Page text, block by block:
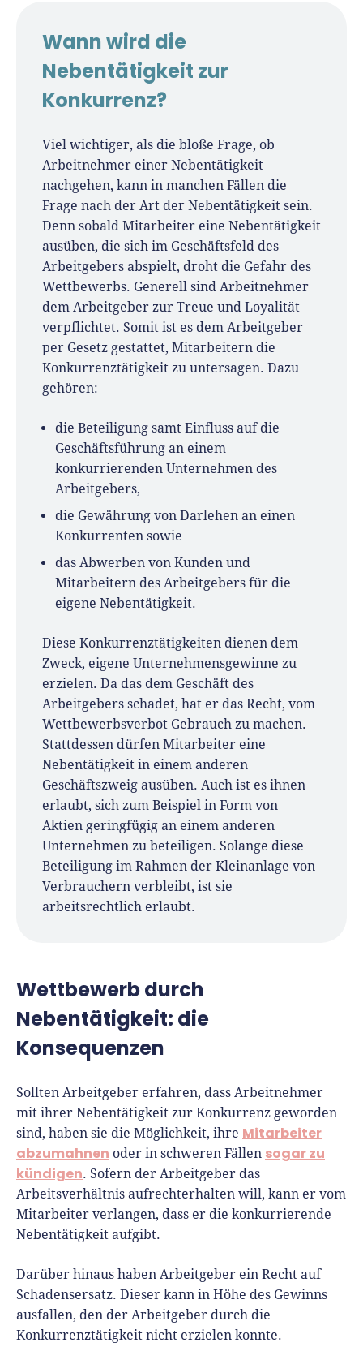
Wann wird die
Nebentätigkeit zur
Konkurrenz?
Viel wichtiger, als die bloße Frage, ob
Arbeitnehmer einer Nebentätigkeit
nachgehen, kann in manchen Fällen die
Frage nach der Art der Nebentätigkeit sein.
Denn sobald Mitarbeiter eine Nebentätigkeit
ausüben, die sich im Geschäftsfeld des
Arbeitgebers abspielt, droht die Gefahr des
Wettbewerbs. Generell sind Arbeitnehmer
dem Arbeitgeber zur Treue und Loyalität
verpflichtet. Somit ist es dem Arbeitgeber
per Gesetz gestattet, Mitarbeitern die
Konkurrenztätigkeit zu untersagen. Dazu
gehören:
die Beteiligung samt Einfluss auf die
Geschäftsführung an einem
konkurrierenden Unternehmen des
Arbeitgebers,
die Gewährung von Darlehen an einen
Konkurrenten sowie
das Abwerben von Kunden und
Mitarbeitern des Arbeitgebers für die
eigene Nebentätigkeit.
Diese Konkurrenztätigkeiten dienen dem
Zweck, eigene Unternehmensgewinne zu
erzielen. Da das dem Geschäft des
Arbeitgebers schadet, hat er das Recht, vom
Wettbewerbsverbot Gebrauch zu machen.
Stattdessen dürfen Mitarbeiter eine
Nebentätigkeit in einem anderen
Geschäftszweig ausüben. Auch ist es ihnen
erlaubt, sich zum Beispiel in Form von
Aktien geringfügig an einem anderen
Unternehmen zu beteiligen. Solange diese
Beteiligung im Rahmen der Kleinanlage von
Verbrauchern verbleibt, ist sie
arbeitsrechtlich erlaubt.
Wettbewerb durch
Nebentätigkeit: die
Konsequenzen
Sollten Arbeitgeber erfahren, dass Arbeitnehmer
mit ihrer Nebentätigkeit zur Konkurrenz geworden
sind, haben sie die Möglichkeit, ihre Mitarbeiter
abzumahnen oder in schweren Fällen sogar zu
kündigen. Sofern der Arbeitgeber das
Arbeitsverhältnis aufrechterhalten will, kann er vom
Mitarbeiter verlangen, dass er die konkurrierende
Nebentätigkeit aufgibt.
Darüber hinaus haben Arbeitgeber ein Recht auf
Schadensersatz. Dieser kann in Höhe des Gewinns
ausfallen, den der Arbeitgeber durch die
Konkurrenztätigkeit nicht erzielen konnte.